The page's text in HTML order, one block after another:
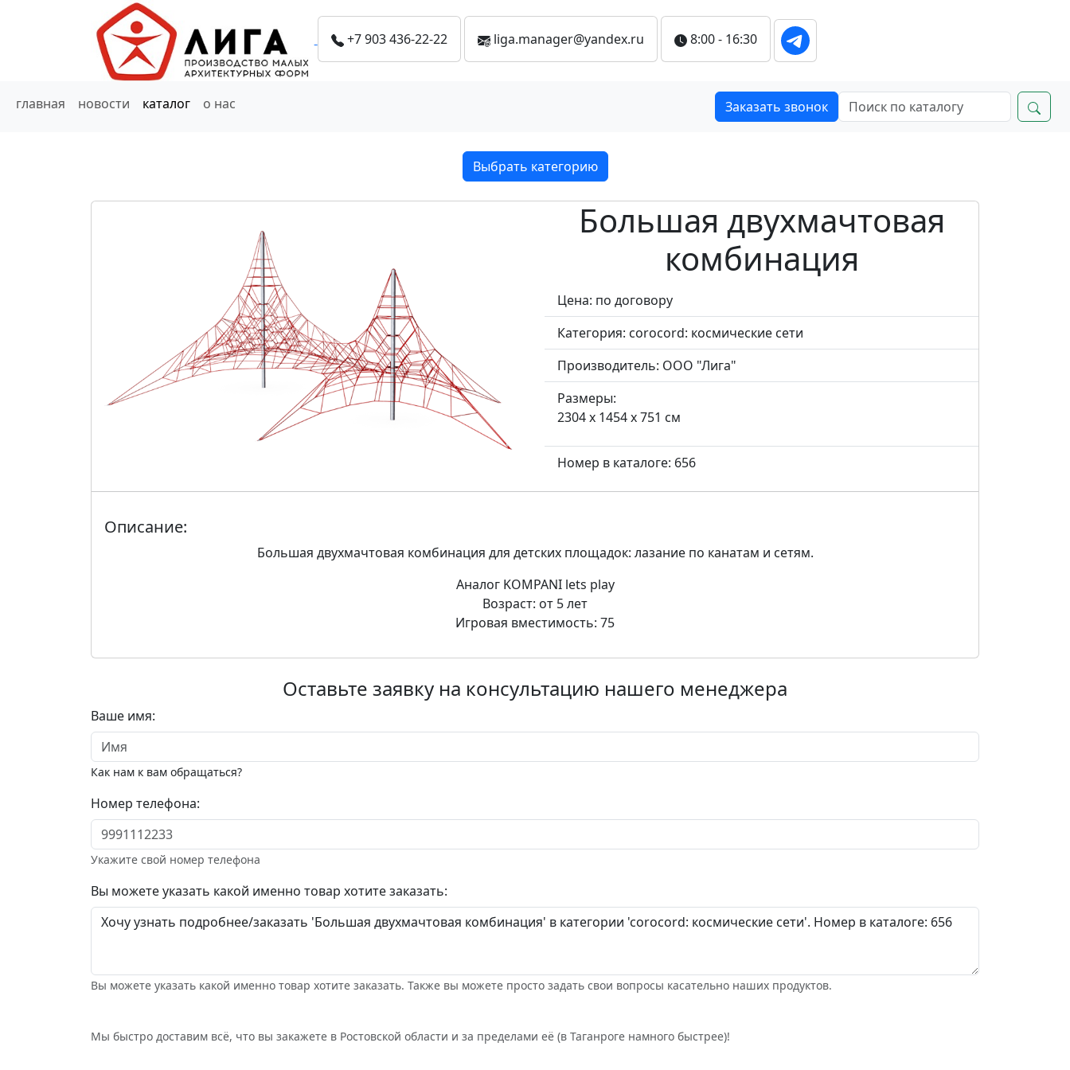
+7 903 436-22-22 liga.manager@yandex.ru 8:00 - 16:30
главная новости каталог о нас Заказать звонок
Выбрать категорию
Большая двухмачтовая
комбинация
Цена: по договору
Категория: corocord: космические сети
Производитель: ООО "Лига"
Размеры:
2304 x 1454 x 751 см
Номер в каталоге: 656
Описание:
Большая двухмачтовая комбинация для детских площадок: лазание по канатам и сетям.
Аналог KOMPANI lets play
Возраст: от 5 лет
Игровая вместимость: 75
Оставьте заявку на консультацию нашего менеджера
Ваше имя:
Как нам к вам обращаться?
Номер телефона:
Укажите свой номер телефона
Вы можете указать какой именно товар хотите заказать:
Вы можете указать какой именно товар хотите заказать. Также вы можете просто задать свои вопросы касательно наших продуктов.
Мы быстро доставим всё, что вы закажете в Ростовской области и за пределами её (в Таганроге намного быстрее)!